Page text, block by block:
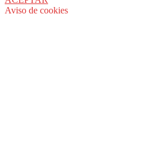
Aviso de cookies